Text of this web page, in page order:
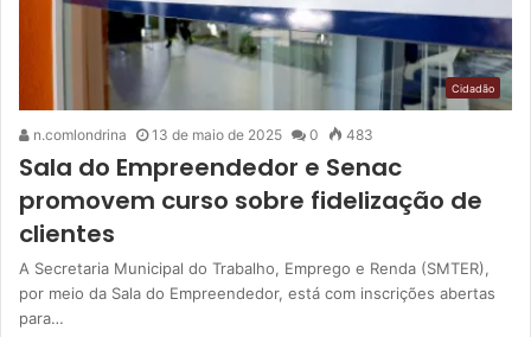
Cidadão
n.comlondrina 13 de maio de 2025 0 483
Sala do Empreendedor e Senac
promovem curso sobre fidelização de
clientes
A Secretaria Municipal do Trabalho, Emprego e Renda (SMTER),
por meio da Sala do Empreendedor, está com inscrições abertas
para…